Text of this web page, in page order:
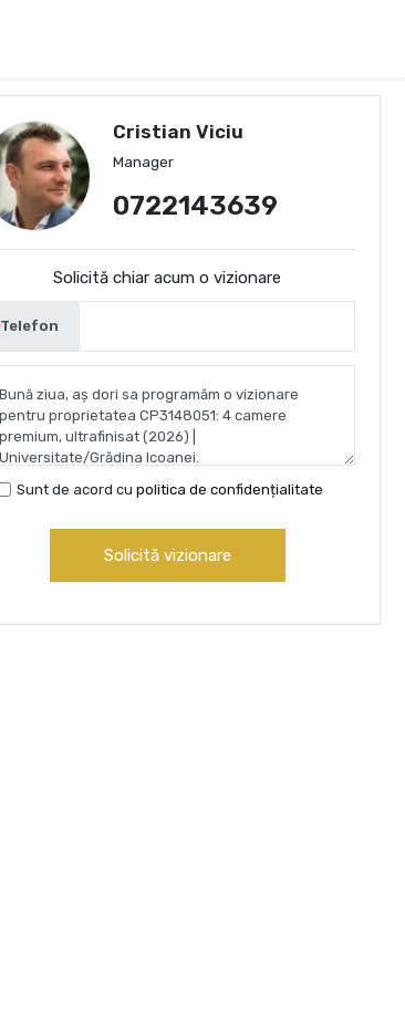
Cristian Viciu
Manager
0722143639
Solicită chiar acum o vizionare
Telefon
Sunt de acord cu politica de confidențialitate
Solicită vizionare